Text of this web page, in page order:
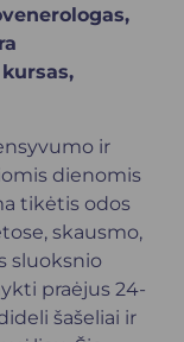
ir
dienomis
tikėtis odos
skausmo,
sluoksnio
praėjus 24-
šašeliai ir